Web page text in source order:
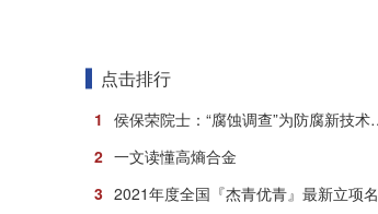
点击排行
1 侯保荣院士：“腐蚀调查”为防腐新技术推广应用打响第一炮
2 一文读懂高熵合金
3 2021年度全国『杰青优青』最新立项名单汇总发布！